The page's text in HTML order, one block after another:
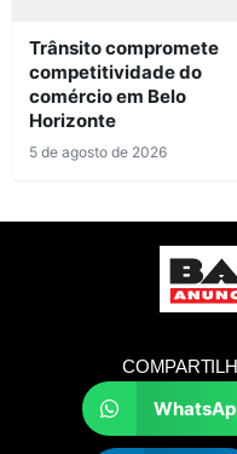
Trânsito compromete
competitividade do
comércio em Belo
Horizonte
5 de agosto de 2026